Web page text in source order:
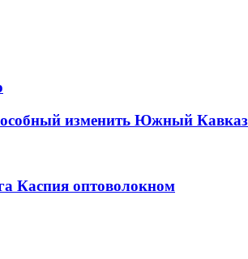
изменить Южный Кавказ
Каспия оптоволокном